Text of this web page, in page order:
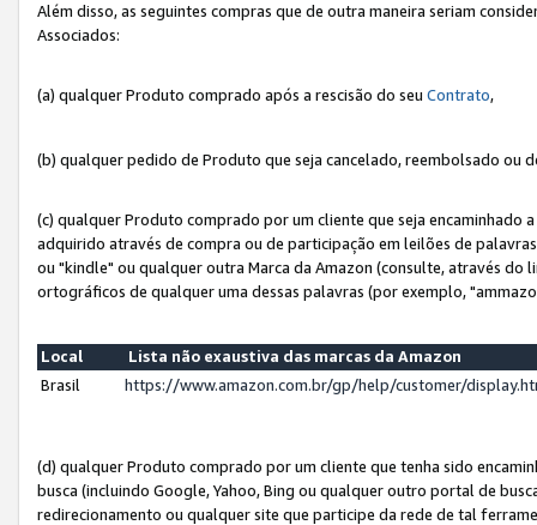
Além disso, as seguintes compras que de outra maneira seriam
Associados:
(a) qualquer Produto comprado após a rescisão do seu Contrato,
(b) qualquer pedido de Produto que seja cancelado, reembolsado ou
(c) qualquer Produto comprado por um cliente que seja encaminhado
adquirido através de compra ou de participação em leilões de
ou "kindle" ou qualquer outra Marca da Amazon (consulte, através do
ortográficos de qualquer uma dessas palavras (por exemplo,
Local
Lista não exaustiva das marcas da Amazon
Brasil
https://www.amazon.com.br/gp/help/customer/
(d) qualquer Produto comprado por um cliente que tenha sido
busca (incluindo Google, Yahoo, Bing ou qualquer outro portal de
redirecionamento ou qualquer site que participe da rede de tal